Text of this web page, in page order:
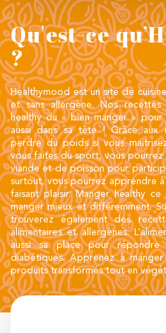
Qu'est-ce
?
Healthymood est un site de
et sans allergène. Nos
healthy du « bien manger »
aussi dans sa tête ! Grâce aux
perdre du poids si vous
vous faites du sport, vous
viande et de poisson pour
surtout, vous pourrez apprendre
faisant plaisir. Manger healthy ce
manger mieux et différemment.
trouverez également des
alimentaires et allergènes.
aussi sa place pour répondre
diabétiques. Apprenez à
produits transformés tout en